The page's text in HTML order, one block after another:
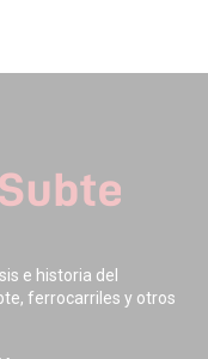
e historia del
ferrocarriles y otros